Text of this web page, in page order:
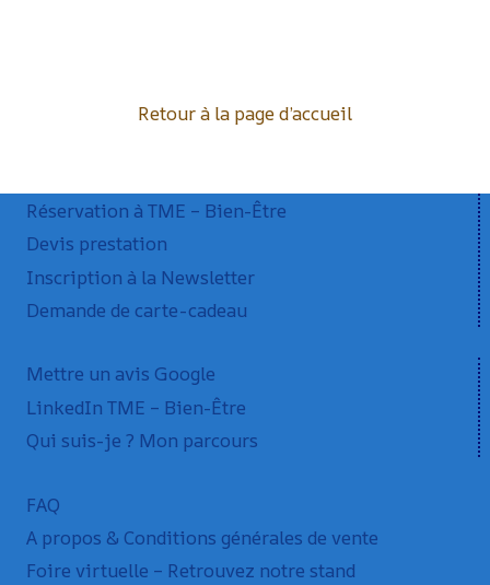
Retour à la page d’accueil
Réservation à TME – Bien-Être
Devis prestation
Inscription à la Newsletter
Demande de carte-cadeau
Mettre un avis Google
LinkedIn TME – Bien-Être
Qui suis-je ? Mon parcours
FAQ
A propos & Conditions générales de vente
Foire virtuelle – Retrouvez notre stand